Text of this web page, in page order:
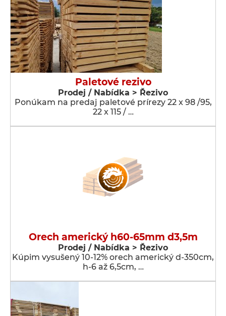
Paletové rezivo
Prodej / Nabídka > Řezivo
Ponúkam na predaj paletové prírezy 22 x 98 /95,
22 x 115 / …
Orech americký h60-65mm d3,5m
Prodej / Nabídka > Řezivo
Kúpim vysušený 10-12% orech americký d-350cm,
h-6 až 6,5cm, …